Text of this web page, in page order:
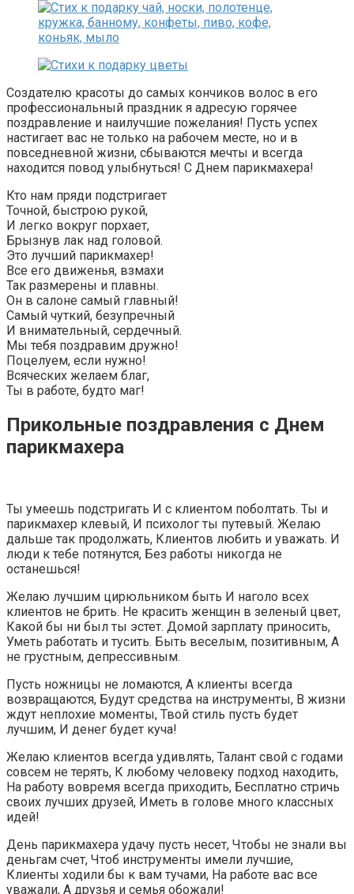
Создателю красоты до самых кончиков волос в его
профессиональный праздник я адресую горячее
поздравление и наилучшие пожелания! Пусть успех
настигает вас не только на рабочем месте, но и в
повседневной жизни, сбываются мечты и всегда
находится повод улыбнуться! С Днем парикмахера!
Кто нам пряди подстригает
Точной, быстрою рукой,
И легко вокруг порхает,
Брызнув лак над головой.
Это лучший парикмахер!
Все его движенья, взмахи
Так размерены и плавны.
Он в салоне самый главный!
Самый чуткий, безупречный
И внимательный, сердечный.
Мы тебя поздравим дружно!
Поцелуем, если нужно!
Всяческих желаем благ,
Ты в работе, будто маг!
Прикольные поздравления с Днем
парикмахера
Ты умеешь подстригать И с клиентом поболтать. Ты и
парикмахер клевый, И психолог ты путевый. Желаю
дальше так продолжать, Клиентов любить и уважать. И
люди к тебе потянутся, Без работы никогда не
останешься!
Желаю лучшим цирюльником быть И наголо всех
клиентов не брить. Не красить женщин в зеленый цвет,
Какой бы ни был ты эстет. Домой зарплату приносить,
Уметь работать и тусить. Быть веселым, позитивным, А
не грустным, депрессивным.
Пусть ножницы не ломаются, А клиенты всегда
возвращаются, Будут средства на инструменты, В жизни
ждут неплохие моменты, Твой стиль пусть будет
лучшим, И денег будет куча!
Желаю клиентов всегда удивлять, Талант свой с годами
совсем не терять, К любому человеку подход находить,
На работу вовремя всегда приходить, Бесплатно стричь
своих лучших друзей, Иметь в голове много классных
идей!
День парикмахера удачу пусть несет, Чтобы не знали вы
деньгам счет, Чтоб инструменты имели лучшие,
Клиенты ходили бы к вам тучами, На работе вас все
уважали, А друзья и семья обожали!